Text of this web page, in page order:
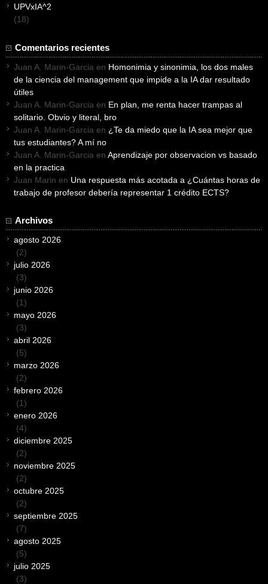
UPVxIA^2
(18)
Comentarios recientes
Juan A. Marin-Garcia en Homonimia y sinonimia, los dos males
de la ciencia del management que impide a la IA dar resultado
útiles
Juan A. Marin-Garcia en En plan, me renta hacer trampas al
solitario. Obvio y literal, bro
Juan A. Marin-Garcia en ¿Te da miedo que la IA sea mejor que
tus estudiantes? A mí no
Juan A. Marin-Garcia en Aprendizaje por observacion vs basado
en la practica
Juan Marin en Una respuesta más acotada a ¿Cuántas horas de
trabajo de profesor debería representar 1 crédito ECTS?
Archivos
agosto 2026
(2)
julio 2026
(3)
junio 2026
(1)
mayo 2026
(3)
abril 2026
(5)
marzo 2026
(2)
febrero 2026
(1)
enero 2026
(4)
diciembre 2025
(2)
noviembre 2025
(2)
octubre 2025
(2)
septiembre 2025
(7)
agosto 2025
(5)
julio 2025
(3)